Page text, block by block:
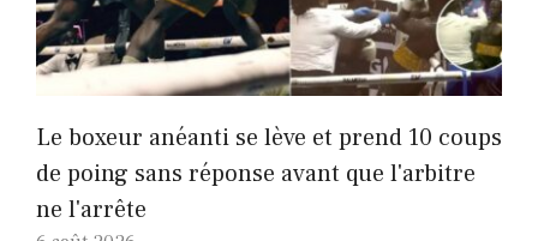
Le boxeur anéanti se lève et prend 10 coups
de poing sans réponse avant que l'arbitre
ne l'arrête